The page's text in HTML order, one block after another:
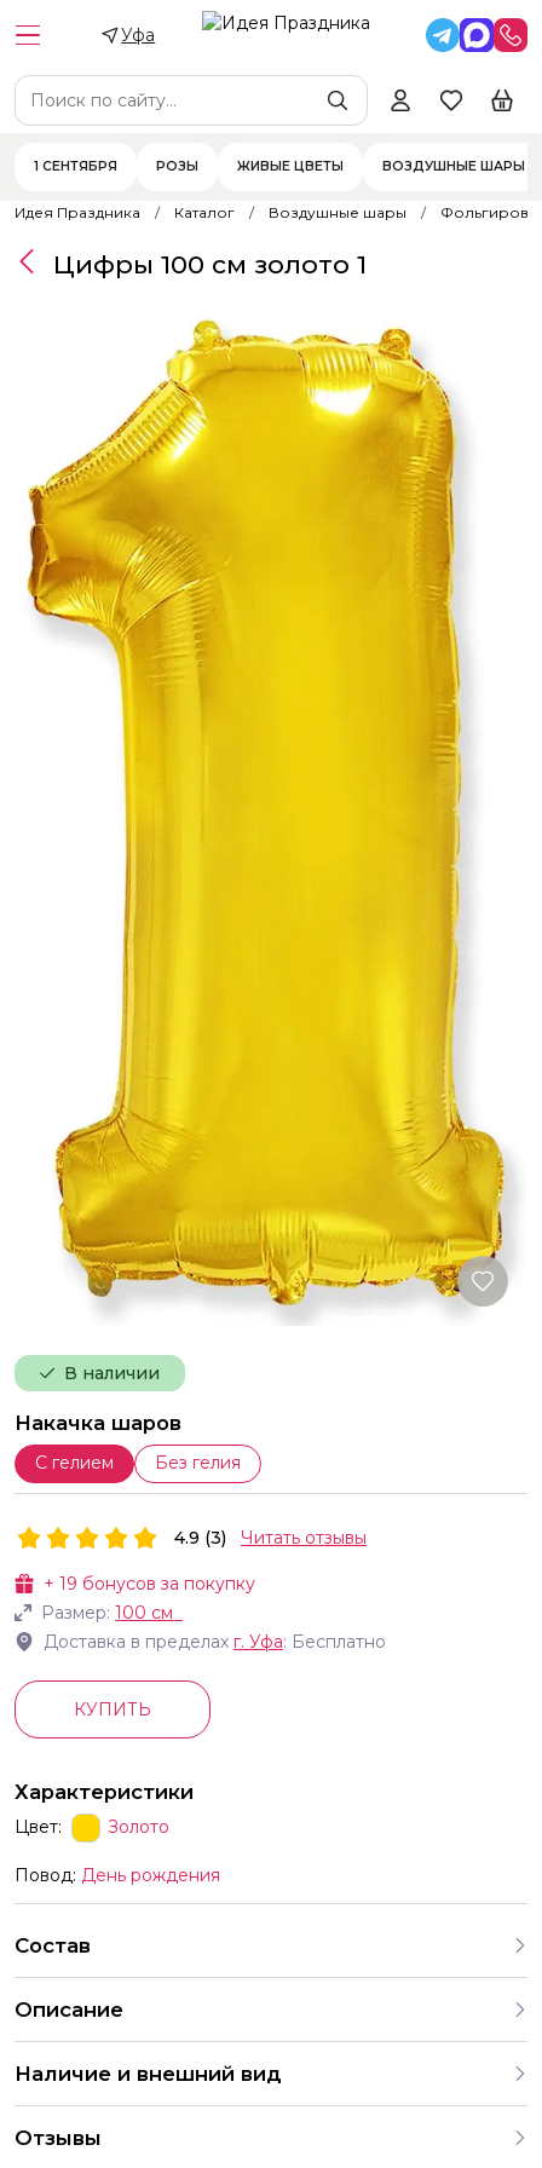
Уфа
1 СЕНТЯБРЯ РОЗЫ ЖИВЫЕ ЦВЕТЫ ВОЗДУШНЫЕ ШАРЫ
Идея Праздника Каталог Воздушные шары
В наличии
Накачка шаров
С гелием Без гелия
Цифры 100 см золото 1
+ 19 бонусов за покупку
Размер: 100 см
Доставка в пределах г. Уфа: Бесплатно
4.9 (3) Читать отзывы
КУПИТЬ
Характеристики
Цвет: Золото
Повод: День рождения
Состав
Описание
Идеально для мероприятий тем или иным образом
связанное с конкретным числом выпускной Новый год
праздники
Наличие и внешний вид
индивидуальных предпочтений и тематики праздника. На
Отзывы